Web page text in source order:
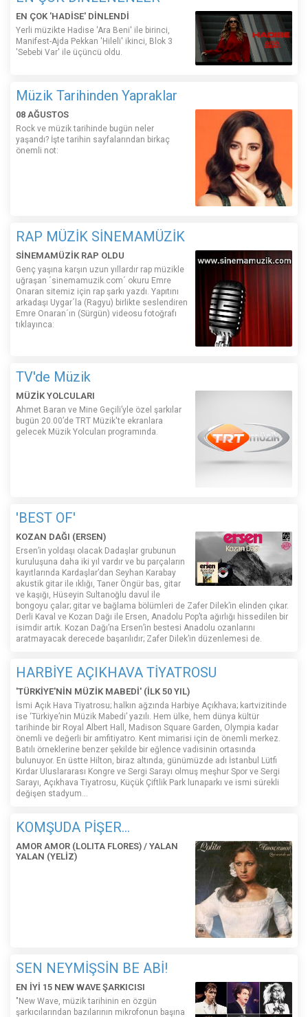
EN ÇOK 'HADİSE' DİNLENDİ
Yerli müzikte Hadise 'Ara Beni' ile birinci,
Manifest-Ajda Pekkan 'Hileli' ikinci, Blok 3
'Sebebi Var' ile üçüncü oldu.
Müzik Tarihinden Yapraklar
08 AĞUSTOS
Rock ve müzik tarihinde bugün neler
yaşandı? İşte tarihin sayfalarından birkaç
önemli not:
RAP MÜZİK SİNEMAMÜZİK
SİNEMAMÜZİK RAP OLDU
Genç yaşına karşın uzun yıllardır rap müzikle
uğraşan ´sinemamuzik.com´ okuru Emre
Onaran sitemiz için rap şarkı yazdı. Yapıtını
arkadaşı Uygar´la (Ragyu) birlikte seslendiren
Emre Onaran´ın (Sürgün) videosu fotoğrafı
tıklayınca:
TV'de Müzik
MÜZİK YOLCULARI
Ahmet Baran ve Mine Geçili’yle özel şarkılar
bugün 20.00’de TRT Müzik'te ekranlara
gelecek Müzik Yolcuları programında.
'BEST OF'
KOZAN DAĞI (ERSEN)
Ersen’in yoldaşı olacak Dadaşlar grubunun
kuruluşuna daha iki yıl vardır ve bu parçaların
kayıtlarında Kardaşlar’dan Seyhan Karabay
akustik gitar ile ıklığı, Taner Öngür bas, gitar
ve kaşığı, Hüseyin Sultanoğlu davul ile
bongoyu çalar; gitar ve bağlama bölümleri de Zafer Dilek’in elinden çıkar.
Derli Kaval ve Kozan Dağı ile Ersen, Anadolu Pop’ta ağırlığı hissedilen bir
isimdir artık. Kozan Dağı’na Ersen’in bestesi Anadolu ozanlarını
aratmayacak derecede başarılıdır; Zafer Dilek’in düzenlemesi de.
HARBİYE AÇIKHAVA TİYATROSU
'TÜRKİYE'NİN MÜZİK MABEDİ' (İLK 50 YIL)
İsmi Açık Hava Tiyatrosu; halkın ağzında Harbiye Açıkhava; kartvizitinde
ise ‘Türkiye’nin Müzik Mabedi’ yazılı. Hem ülke, hem dünya kültür
tarihinde bir Royal Albert Hall, Madison Square Garden, Olympia kadar
önemli ve değerli bir amfitiyatro. Kent mimarisi için de önemli merkez.
Batılı örneklerine benzer şekilde bir eğlence vadisinin ortasında
bulunuyor. En üstte Hilton, biraz altında, günümüzde adı İstanbul Lütfi
Kırdar Uluslararası Kongre ve Sergi Sarayı olmuş meşhur Spor ve Sergi
Sarayı, Açıkhava Tiyatrosu, Küçük Çiftlik Park lunaparkı ve ismi sürekli
değişen stadyum…
KOMŞUDA PİŞER...
AMOR AMOR (LOLITA FLORES) / YALAN
YALAN (YELİZ)
SEN NEYMİŞSİN BE ABİ!
EN İYİ 15 NEW WAVE ŞARKICISI
"New Wave, müzik tarihinin en özgün
şarkıcılarından bazılarının mikrofonun başına